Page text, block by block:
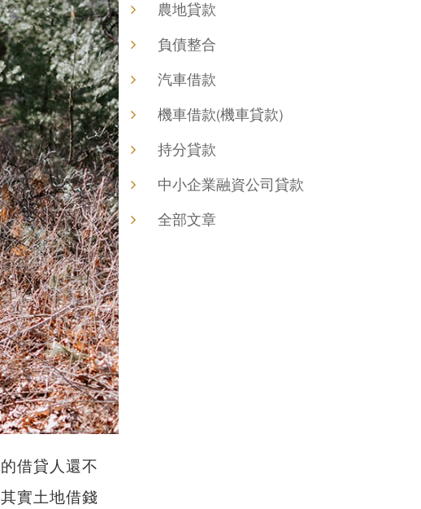
借貸人還不
實土地借錢
農地貸款
負債整合
汽車借款
機車借款(機車貸款)
持分貸款
中小企業融資公司貸款
全部文章